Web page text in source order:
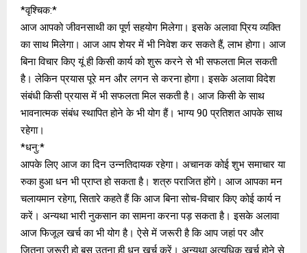
*वृश्चिक:*
आज आपको जीवनसाथी का पूर्ण सहयोग मिलेगा। इसके अलावा प्रिय व्यक्ति
का साथ मिलेगा। आज आप शेयर में भी निवेश कर सकते हैं, लाभ होगा। आज
बिना विचार किए यूं ही किसी कार्य को शुरू करने से भी सफलता मिल सकती
है। लेकिन प्रयास पूरे मन और लगन से करना होगा। इसके अलावा विदेश
संबंधी किसी प्रयास में भी सफलता मिल सकती है। आज किसी के साथ
भावनात्मक संबंध स्थापित होने के भी योग हैं। भाग्‍य 90 प्रतिशत आपके साथ
रहेगा।
*धनु:*
आपके लिए आज का दिन उन्नतिदायक रहेगा। अचानक कोई शुभ समाचार या
रुका हुआ धन भी प्राप्त हो सकता है। शत्रु पराजित होंगे। आज आपका मन
चलायमान रहेगा, सितारे कहते हैं कि आज बिना सोच-विचार किए कोई कार्य न
करें। अन्‍यथा भारी नुकसान का सामना करना पड़ सकता है। इसके अलावा
आज फिजूल खर्च का भी योग है। ऐसे में जरूरी है कि आप जहां पर और
जितना जरूरी हो बस उतना ही धन खर्च करें। अन्‍यथा अत्‍यधिक खर्च होने से